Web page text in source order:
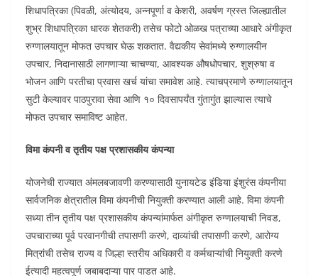
शिधापत्रिका (पिवळी, अंत्योदय, अन्नपूर्णा व केशरी, अवर्षण ग्रस्त जिल्ह्यातील
शुभ्र शिधापत्रिका धारक शेतकरी) तसेच फोटो ओळख पत्राच्या आधारे अंगीकृत
रुग्णालयातून मोफत उपचार घेऊ शकतात. वैद्यकीय सेवांमध्ये रुग्णालयीन
उपचार, निदानासाठी लागणाऱ्या चाचण्या, आवश्यक औषधोपचार, शुश्रुषा व
भोजन आणि परतीचा प्रवास खर्च यांचा समावेश आहे. त्याचप्रमाणे रुग्णालयातून
सुटी केल्यावर पाठपुरावा सेवा आणि १० दिवसापर्यंत गुंतागुंत झाल्यास त्याचे
मोफत उपचार समाविष्ट आहेत.
विमा कंपनी व तृतीय पक्ष प्रशासकीय कंपन्या
योजनेची राज्यात अंमलबजावणी करण्यासाठी युनायटेड इंडिया इंशुरंस कंपनीया
सार्वजनिक क्षेत्रातील विमा कंपनीची नियुक्ती करण्यात आली आहे. विमा कंपनी
सध्या तीन तृतीय पक्ष प्रशासकीय कंपन्यांमार्फत अंगीकृत रुग्णालयाची निवड,
उपचाराच्या पूर्व परवानगीची तपासणी करणे, दाव्यांची तपासणी करणे, आरोग्य
मित्रांची तसेच राज्य व जिल्हा स्तरीय अधिकारी व कर्मचाऱ्यांची नियुक्ती करणे
ईत्यादी महत्वपूर्ण जबाबदाऱ्या पार पाडत आहे.